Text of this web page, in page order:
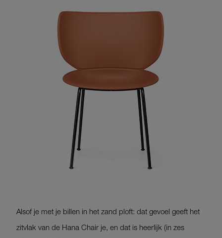
Alsof je met je billen in het zand ploft: dat gevoel geeft het
zitvlak van de Hana Chair je, en dat is heerlijk (in zes